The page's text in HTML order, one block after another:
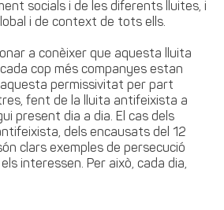
socials i de les diferents lluites, i
i de context de tots ells.
a conèixer que aquesta lluita
cop més companyes estan
permissivitat per part
fent de la lluita antifeixista a
present dia a dia. El cas dels
dels encausats del 12
clars exemples de persecució
interessen. Per això, cada dia,